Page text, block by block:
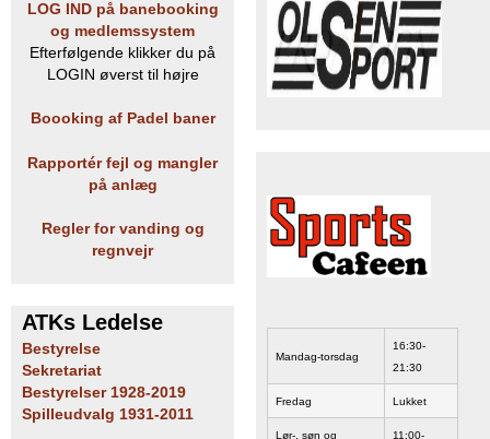
LOG IND på banebooking
og medlemssystem
Efterfølgende klikker du på
LOGIN øverst til højre
Boooking af Padel baner
Rapportér fejl og mangler
på anlæg
Regler for vanding og
regnvejr
ATKs Ledelse
Bestyrelse
Sekretariat
Bestyrelser 1928-2019
Spilleudvalg 1931-2011
Mandag-torsdag
16:30-
21:30
Fredag Lukket
Lør-, søn og
11:00-